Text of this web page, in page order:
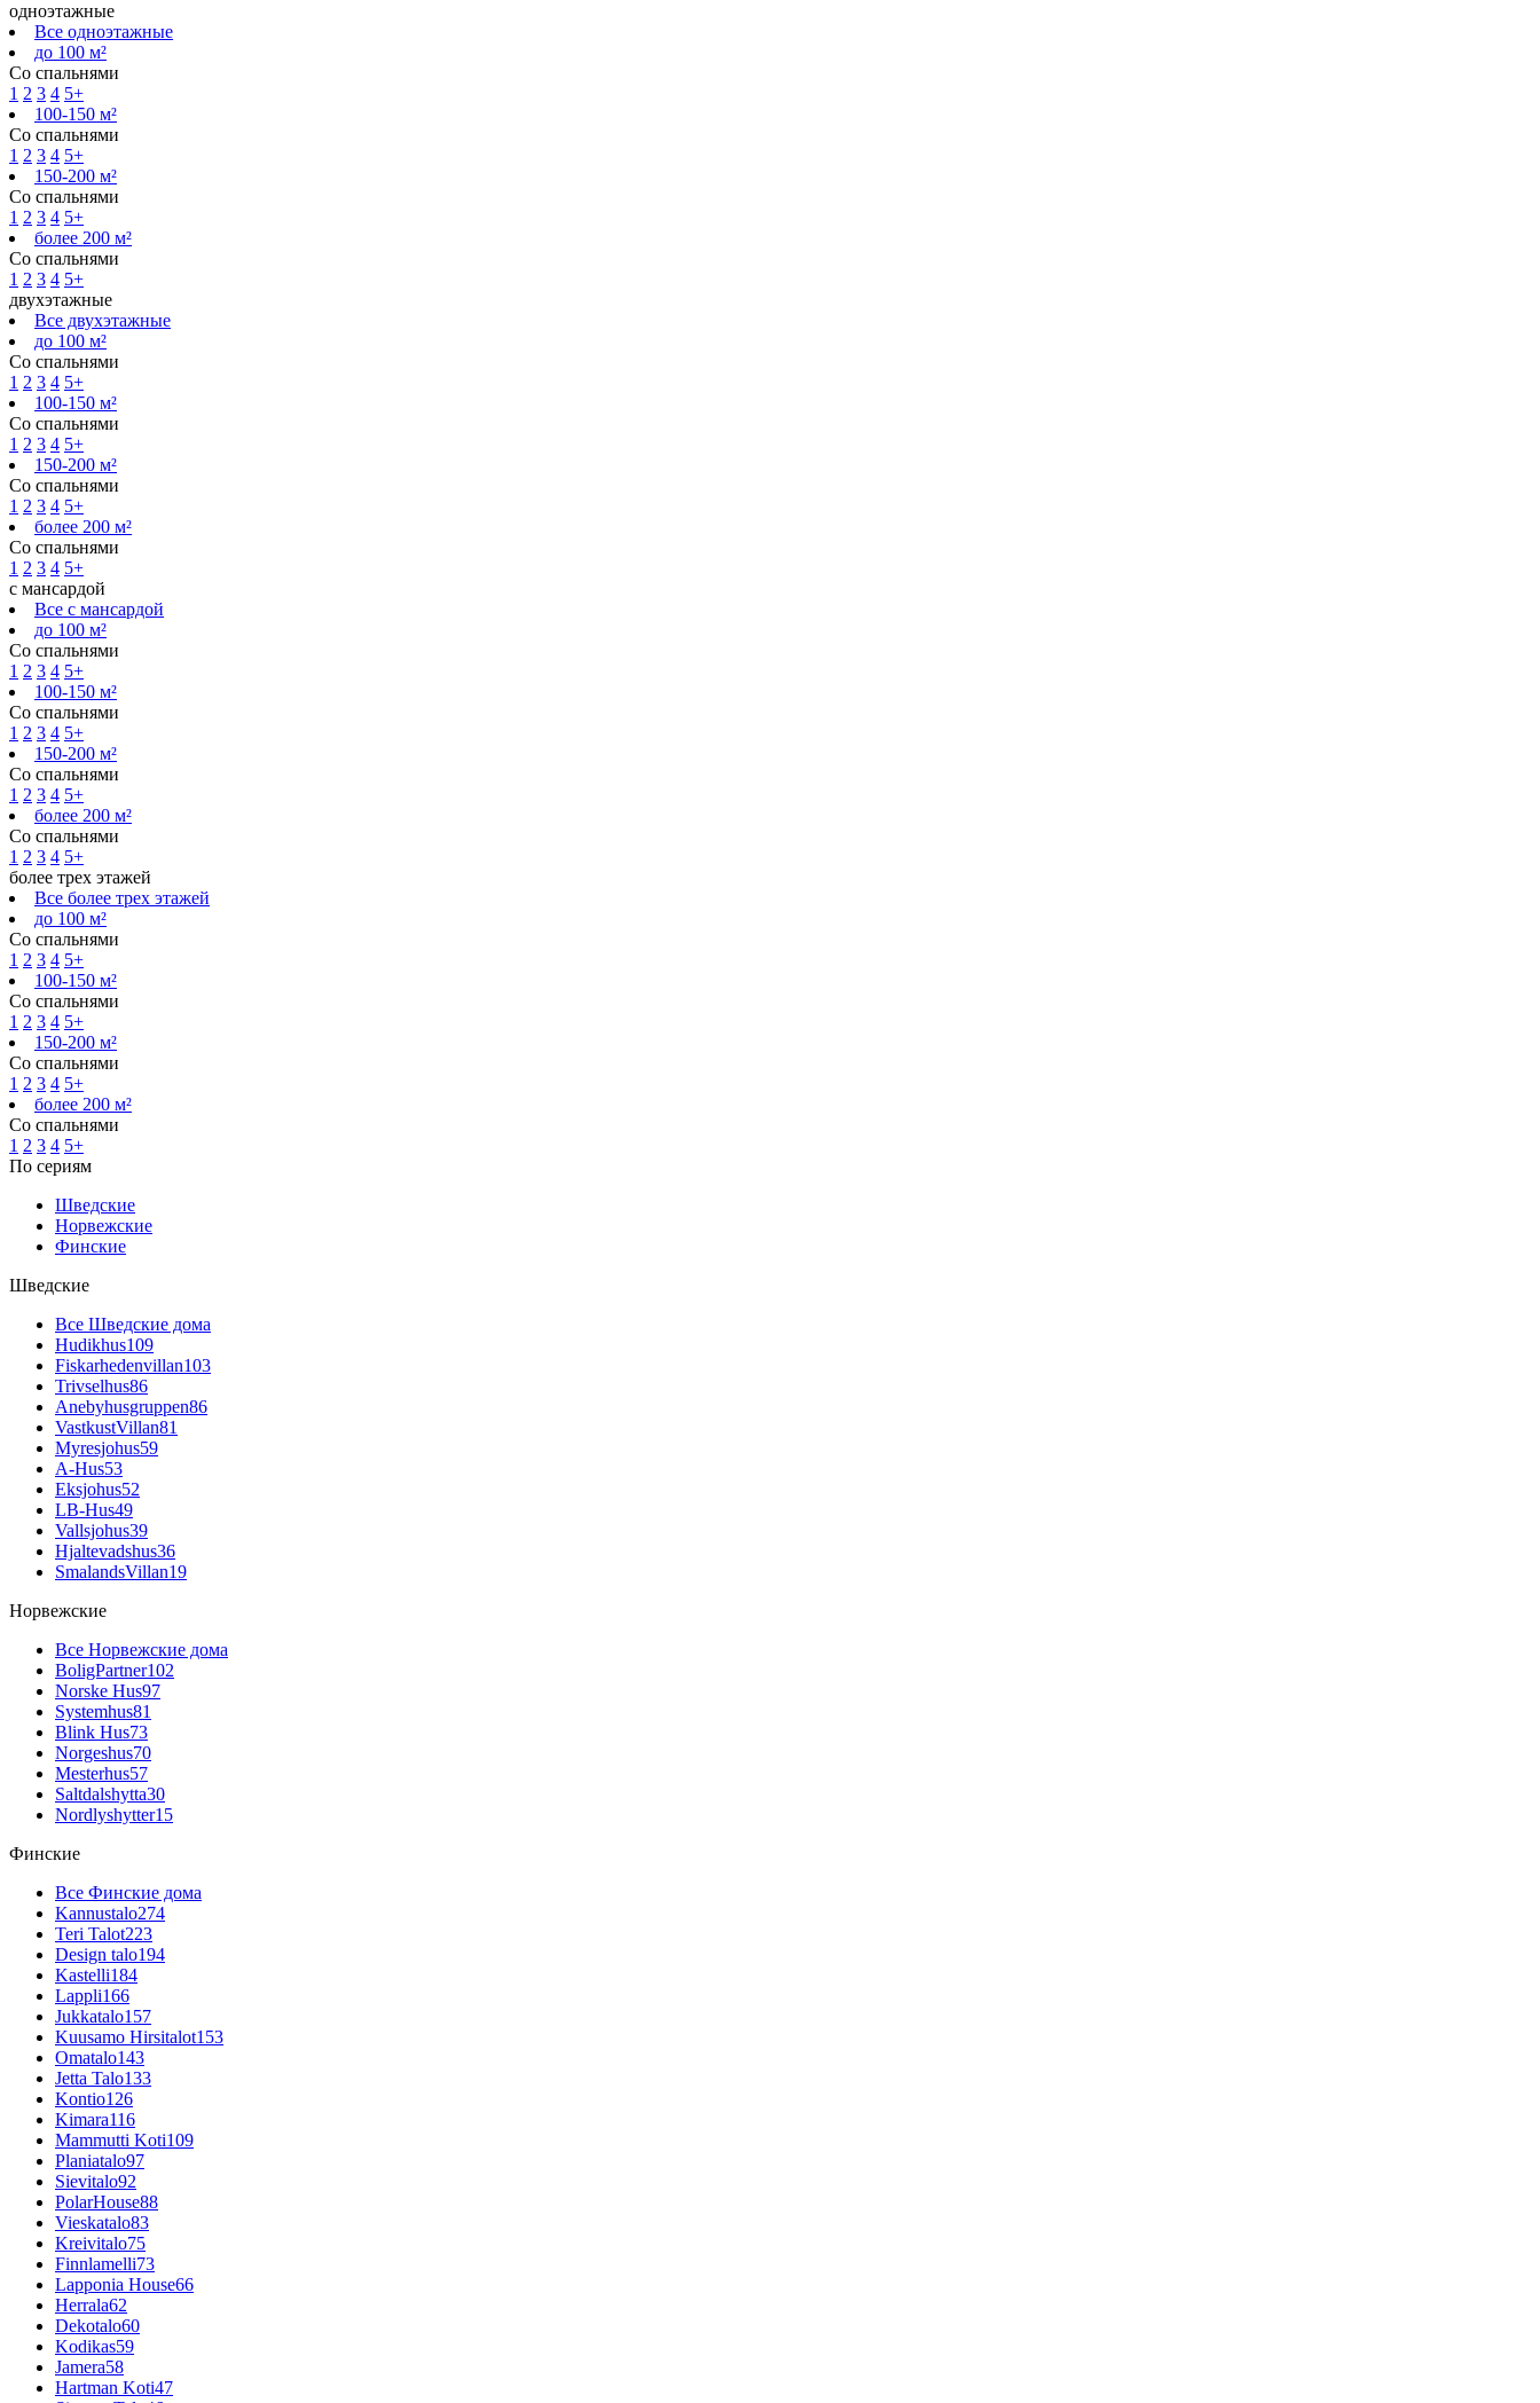
одноэтажные
Все одноэтажные
до 100 м²
Со спальнями
1 2 3 4 5+
100-150 м²
Со спальнями
1 2 3 4 5+
150-200 м²
Со спальнями
1 2 3 4 5+
более 200 м²
Со спальнями
1 2 3 4 5+
двухэтажные
Все двухэтажные
до 100 м²
Со спальнями
1 2 3 4 5+
100-150 м²
Со спальнями
1 2 3 4 5+
150-200 м²
Со спальнями
1 2 3 4 5+
более 200 м²
Со спальнями
1 2 3 4 5+
с мансардой
Все с мансардой
до 100 м²
Со спальнями
1 2 3 4 5+
100-150 м²
Со спальнями
1 2 3 4 5+
150-200 м²
Со спальнями
1 2 3 4 5+
более 200 м²
Со спальнями
1 2 3 4 5+
более трех этажей
Все более трех этажей
до 100 м²
Со спальнями
1 2 3 4 5+
100-150 м²
Со спальнями
1 2 3 4 5+
150-200 м²
Со спальнями
1 2 3 4 5+
более 200 м²
Со спальнями
1 2 3 4 5+
По сериям
Шведские
Норвежские
Финские
Шведские
Все Шведские дома
Hudikhus109
Fiskarhedenvillan103
Trivselhus86
Anebyhusgruppen86
VastkustVillan81
Myresjohus59
A-Hus53
Eksjohus52
LB-Hus49
Vallsjohus39
Hjaltevadshus36
SmalandsVillan19
Норвежские
Все Норвежские дома
BoligPartner102
Norske Hus97
Systemhus81
Blink Hus73
Norgeshus70
Mesterhus57
Saltdalshytta30
Nordlyshytter15
Финские
Все Финские дома
Kannustalo274
Teri Talot223
Design talo194
Kastelli184
Lappli166
Jukkatalo157
Kuusamo Hirsitalot153
Omatalo143
Jetta Talo133
Kontio126
Kimara116
Mammutti Koti109
Planiatalo97
Sievitalo92
PolarHouse88
Vieskatalo83
Kreivitalo75
Finnlamelli73
Lapponia House66
Herrala62
Dekotalo60
Kodikas59
Jamera58
Hartman Koti47